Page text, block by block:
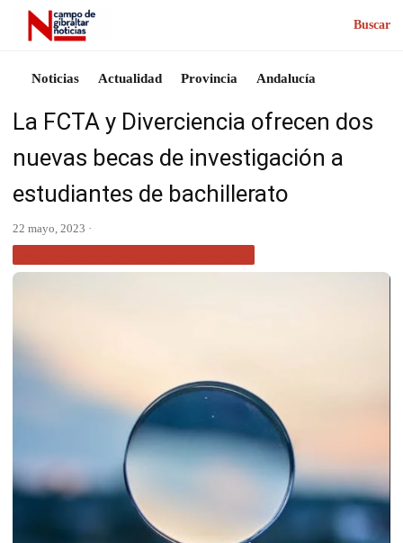
Buscar
Noticias Actualidad Provincia Andalucía
La FCTA y Diverciencia ofrecen dos
nuevas becas de investigación a
estudiantes de bachillerato
22 mayo, 2023 ·